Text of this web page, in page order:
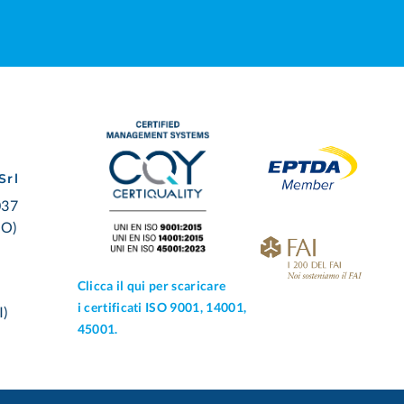
Clicca il qui per scaricare
i certificati ISO 9001, 14001,
45001.